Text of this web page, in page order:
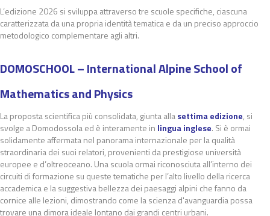
L’edizione 2026 si sviluppa attraverso tre scuole specifiche, ciascuna
caratterizzata da una propria identità tematica e da un preciso approccio
metodologico complementare agli altri.
DOMOSCHOOL – International Alpine School of
Mathematics and Physics
La proposta scientifica più consolidata, giunta allasettima edizione, si
svolge a Domodossola ed è interamente in lingua inglese. Si è ormai
solidamente affermata nel panorama internazionale per la qualità
straordinaria dei suoi relatori, provenienti da prestigiose università
europee e d’oltreoceano. Una scuola ormai riconosciuta all’interno dei
circuiti di formazione su queste tematiche per l’alto livello della ricerca
accademica e la suggestiva bellezza dei paesaggi alpini che fanno da
cornice alle lezioni, dimostrando come la scienza d'avanguardia possa
trovare una dimora ideale lontano dai grandi centri urbani.